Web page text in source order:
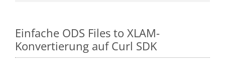
Einfache ODS Files to XLAM-
Konvertierung auf Curl SDK